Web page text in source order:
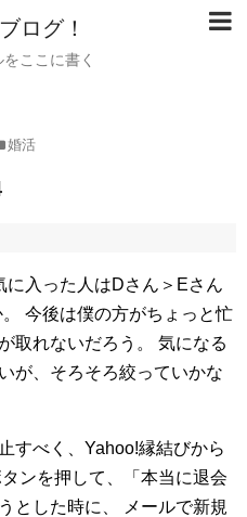
ログ！
ここに書く
婚活
に入った人はDさん＞Eさん
今後は僕の方がちょっと忙
取れないだろう。
気になる
が、そろそろ絞っていかな
すべく、Yahoo!縁結びから
ンを押して、「本当に退会
とした時に、
メールで新規